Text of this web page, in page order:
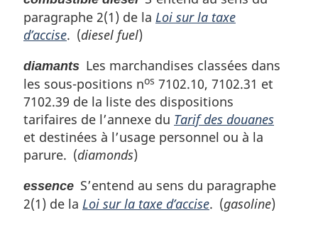
paragraphe 2(1) de la Loi sur la taxe
d’accise. (diesel fuel)
diamants Les marchandises classées dans
les sous-positions nos 7102.10, 7102.31 et
7102.39 de la liste des dispositions
tarifaires de l’annexe du Tarif des douanes
et destinées à l’usage personnel ou à la
parure. (diamonds)
essence S’entend au sens du paragraphe
2(1) de la Loi sur la taxe d’accise. (gasoline)